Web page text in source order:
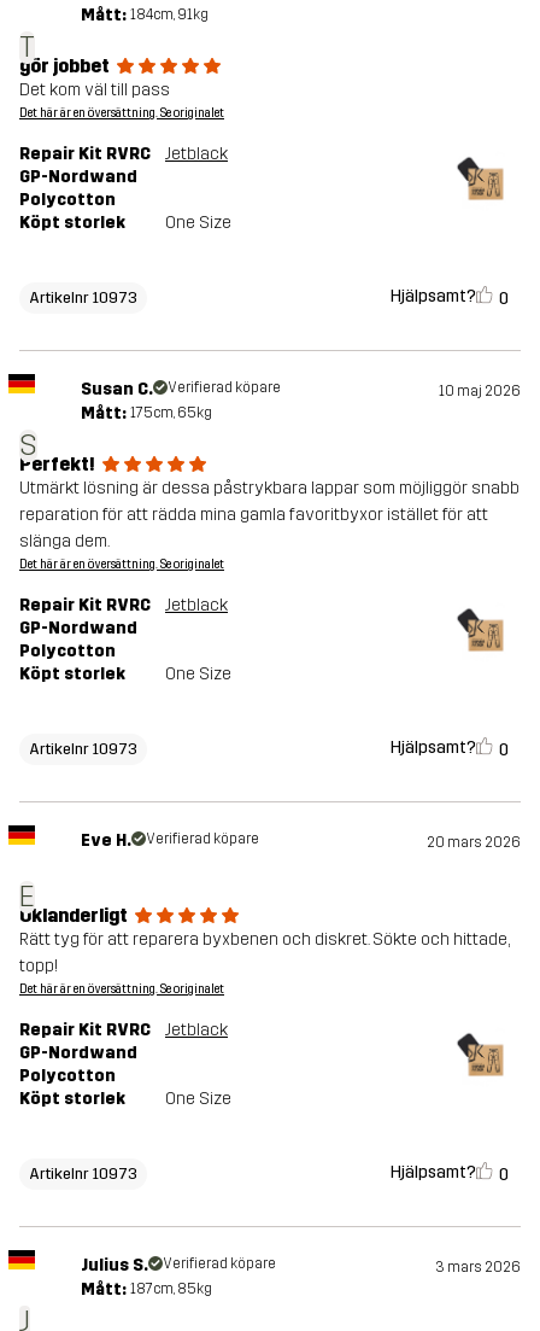
T
Mått: 184cm, 91kg
gör jobbet
Det kom väl till pass
Det här är en översättning. Se originalet
Repair Kit RVRC
GP-Nordwand
Polycotton
Jetblack
Köpt storlek One Size
Artikelnr 10973 Hjälpsamt? 0
S
Susan C. Verifierad köpare 10 maj 2026
Mått: 175cm, 65kg
Perfekt!
Utmärkt lösning är dessa påstrykbara lappar som möjliggör snabb
reparation för att rädda mina gamla favoritbyxor istället för att
slänga dem.
Det här är en översättning. Se originalet
Repair Kit RVRC
GP-Nordwand
Polycotton
Jetblack
Köpt storlek One Size
Artikelnr 10973 Hjälpsamt? 0
E
Eve H. Verifierad köpare 20 mars 2026
Oklanderligt
Rätt tyg för att reparera byxbenen och diskret. Sökte och hittade,
topp!
Det här är en översättning. Se originalet
Repair Kit RVRC
GP-Nordwand
Polycotton
Jetblack
Köpt storlek One Size
Artikelnr 10973 Hjälpsamt? 0
J
Julius S. Verifierad köpare 3 mars 2026
Mått: 187cm, 85kg